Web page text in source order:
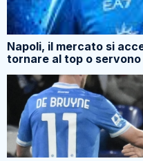
Napoli, il mercato si
tornare al top o